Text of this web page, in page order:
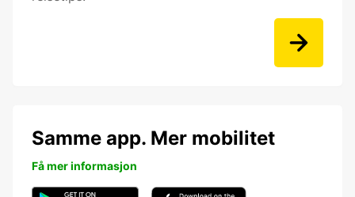
Samme app. Mer mobilitet
Få mer informasjon